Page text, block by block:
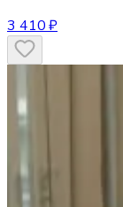
3 410 ₽